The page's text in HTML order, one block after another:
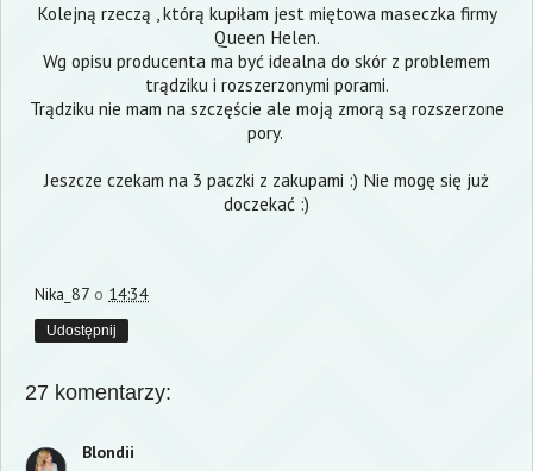
Kolejną rzeczą , którą kupiłam jest miętowa maseczka firmy
Queen Helen.
Wg opisu producenta ma być idealna do skór z problemem
trądziku i rozszerzonymi porami.
Trądziku nie mam na szczęście ale moją zmorą są rozszerzone
pory.
Jeszcze czekam na 3 paczki z zakupami :) Nie mogę się już
doczekać :)
Nika_87 o 14:34
Udostępnij
27 komentarzy:
Blondii